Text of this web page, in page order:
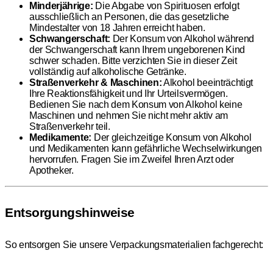
Minderjährige: Die Abgabe von Spirituosen erfolgt
ausschließlich an Personen, die das gesetzliche
Mindestalter von 18 Jahren erreicht haben.
Schwangerschaft: Der Konsum von Alkohol während
der Schwangerschaft kann Ihrem ungeborenen Kind
schwer schaden. Bitte verzichten Sie in dieser Zeit
vollständig auf alkoholische Getränke.
Straßenverkehr & Maschinen:Alkohol beeinträchtigt
Ihre Reaktionsfähigkeit und Ihr Urteilsvermögen.
Bedienen Sie nach dem Konsum von Alkohol keine
Maschinen und nehmen Sie nicht mehr aktiv am
Straßenverkehr teil.
Medikamente: Der gleichzeitige Konsum von Alkohol
und Medikamenten kann gefährliche Wechselwirkungen
hervorrufen. Fragen Sie im Zweifel Ihren Arzt oder
Apotheker.
Entsorgungshinweise
So entsorgen Sie unsere Verpackungsmaterialien fachgerecht: